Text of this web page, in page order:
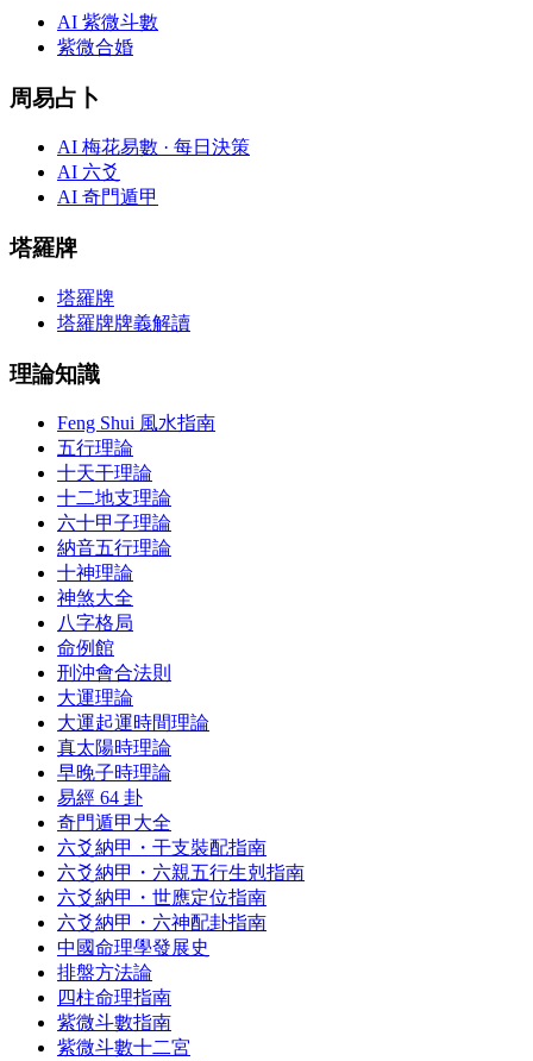
AI 紫微斗數
紫微合婚
周易占卜
AI 梅花易數 · 每日決策
AI 六爻
AI 奇門遁甲
塔羅牌
塔羅牌
塔羅牌牌義解讀
理論知識
Feng Shui 風水指南
五行理論
十天干理論
十二地支理論
六十甲子理論
納音五行理論
十神理論
神煞大全
八字格局
命例館
刑沖會合法則
大運理論
大運起運時間理論
真太陽時理論
早晚子時理論
易經 64 卦
奇門遁甲大全
六爻納甲・干支裝配指南
六爻納甲・六親五行生剋指南
六爻納甲・世應定位指南
六爻納甲・六神配卦指南
中國命理學發展史
排盤方法論
四柱命理指南
紫微斗數指南
紫微斗數十二宮